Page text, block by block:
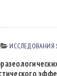
ИССЛЕДОВАНИЯ